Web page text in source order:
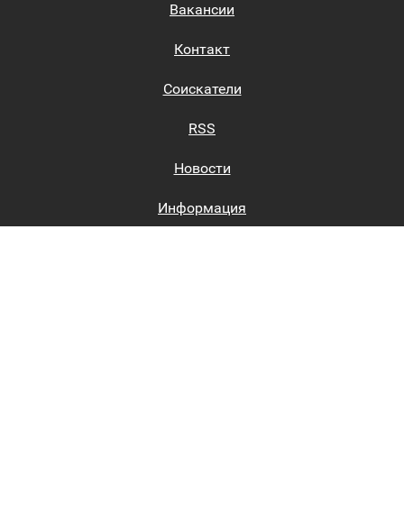
Вакансии
Контакт
Соискатели
RSS
Новости
Информация